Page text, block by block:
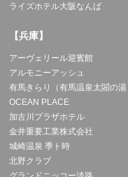
ライズホテル大阪なんば
【兵庫】
アーヴェリール迎賓館
アルモニーアッシュ
有馬きらり（有馬温泉太閤の湯
OCEAN PLACE
加古川プラザホテル
金井重要工業株式会社
城崎温泉 季ト時
北野クラブ